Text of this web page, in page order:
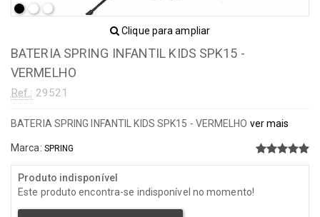
Clique para ampliar
BATERIA SPRING INFANTIL KIDS SPK15 -
VERMELHO
Ref.: 29521
BATERIA SPRING INFANTIL KIDS SPK15 - VERMELHO ver mais
Marca: SPRING
Produto indisponível
Este produto encontra-se indisponível no momento!